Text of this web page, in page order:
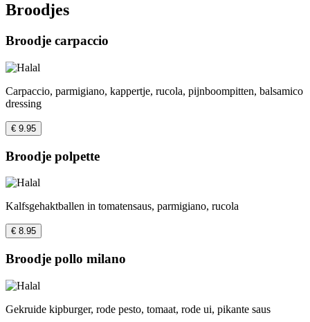
Broodjes
Broodje carpaccio
Carpaccio, parmigiano, kappertje, rucola, pijnboompitten, balsamico
dressing
€ 9.95
Broodje polpette
Kalfsgehaktballen in tomatensaus, parmigiano, rucola
€ 8.95
Broodje pollo milano
Gekruide kipburger, rode pesto, tomaat, rode ui, pikante saus